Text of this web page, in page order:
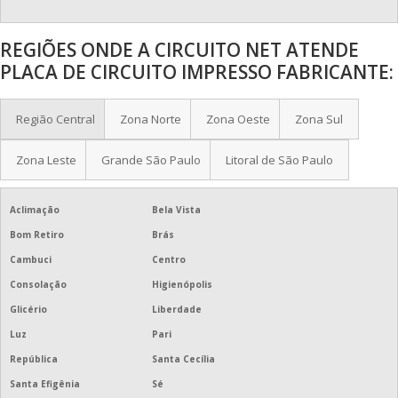
PLACA DE CIRCUITO IMPRESSO FURADA
PLACA DE CIRCUITO IMPRESSO NCM
PLACA DE CIRCUITO IMPRESSO PARA LED
PLACA DE CIRCUITO IMPRESSO PROFISSIONAL
PLACAS DE CIRCUITO IMPRESSO DE AMPLIFICADORES
ONDE COMPRAR PLACA DE CIRCUITO IMPRESSO
REGIÕES ONDE A CIRCUITO NET ATENDE
PLACA DE CIRCUITO IMPRESSO FABRICANTE:
Região Central Zona Norte Zona Oeste Zona Sul
Zona Leste Grande São Paulo Litoral de São Paulo
Aclimação
Bela Vista
Bom Retiro
Brás
Cambuci
Centro
Consolação
Higienópolis
Glicério
Liberdade
Luz
Pari
República
Santa Cecília
Santa Efigênia
Sé